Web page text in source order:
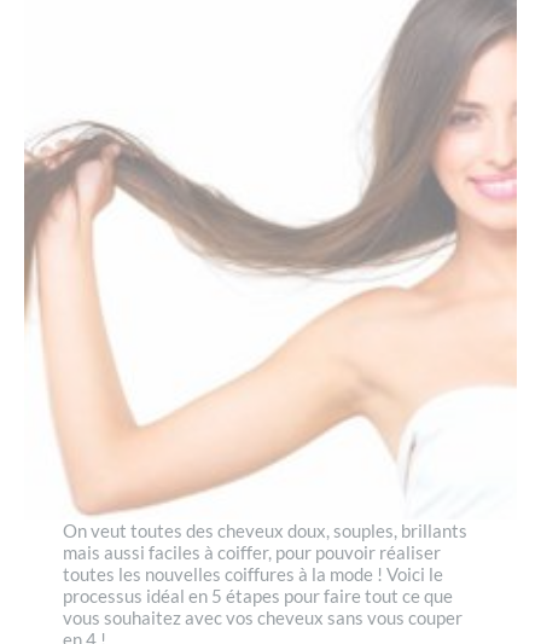
On veut toutes des cheveux doux, souples, brillants
mais aussi faciles à coiffer, pour pouvoir réaliser
toutes les nouvelles coiffures à la mode ! Voici le
processus idéal en 5 étapes pour faire tout ce que
vous souhaitez avec vos cheveux sans vous couper
en 4 !